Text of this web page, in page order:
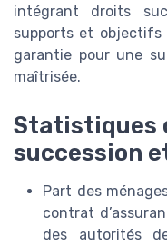
intégrant droits
supports et objectifs
garantie pour une
maîtrisée.
Statistiques
succession
Part des
contrat
des autorités